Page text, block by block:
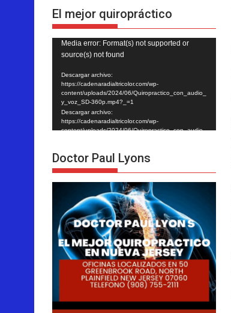
El mejor quiropráctico
Reproductor
de
vídeo
Media error: Format(s) not supported or
source(s) not found
Descargar archivo:
https://cadenaradialtricolor.com/wp-
content/uploads/2024/06/Quiropractico_con_audio_
y_voz_SD-360p.mp4?_=1
Descargar archivo:
https://cadenaradialtricolor.com/wp-
content/uploads/2024/06/Quiropractico_con_audio_
Doctor Paul Lyons